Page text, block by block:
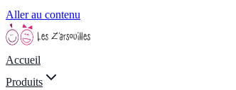
Aller au contenu
Accueil
Produits